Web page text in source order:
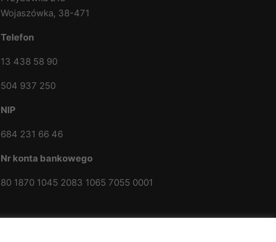
Wojaszówka, 38-471
Telefon
13 438 58 90
504 937 250
NIP
684 231 66 46
Nr konta bankowego
80 1870 1045 2083 1065 7055 0001